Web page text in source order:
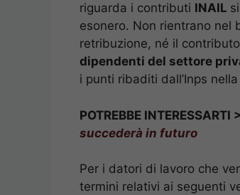
riguarda i contributi INAIL
esonero. Non rientrano nel
retribuzione, né il
dipendenti del settore
i punti ribaditi dall’Inps
POTREBBE INTERESSARTI
succederà in futuro
Per i datori di lavoro che
termini relativi ai seguenti